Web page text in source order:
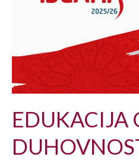
EDUKACIJA